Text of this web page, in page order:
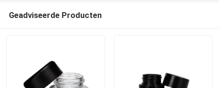
Geadviseerde Producten